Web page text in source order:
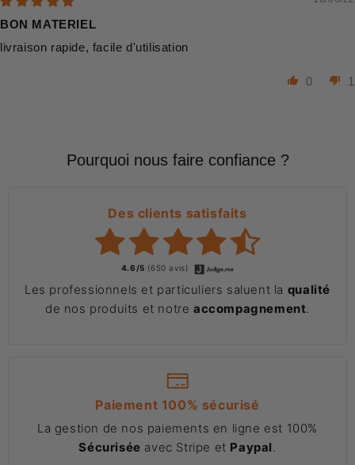
BON MATERIEL
livraison rapide, facile d'utilisation
0 1
Pourquoi nous faire confiance ?
Des clients satisfaits
4.6/5 (650 avis)
Les professionnels et particuliers saluent la qualité
de nos produits et notre accompagnement
Paiement 100% sécurisé
La gestion de nos paiements en ligne est 100%
Sécurisée avec Stripe et Paypal